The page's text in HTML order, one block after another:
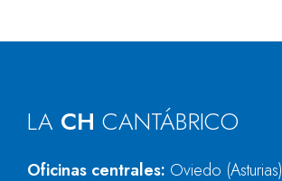
LA CH CANTÁBRICO
Oficinas centrales: Oviedo (Asturias)